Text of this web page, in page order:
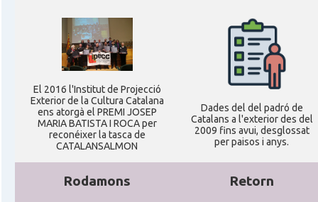
El 2016 l'Institut de Projecció
Exterior de la Cultura Catalana
ens atorgà el PREMI JOSEP
MARIA BATISTA I ROCA per
reconéixer la tasca de
CATALANSALMON
Dades del del padró de
Catalans a l'exterior des del
2009 fins avui, desglossat
per paisos i anys.
Rodamons Retorn